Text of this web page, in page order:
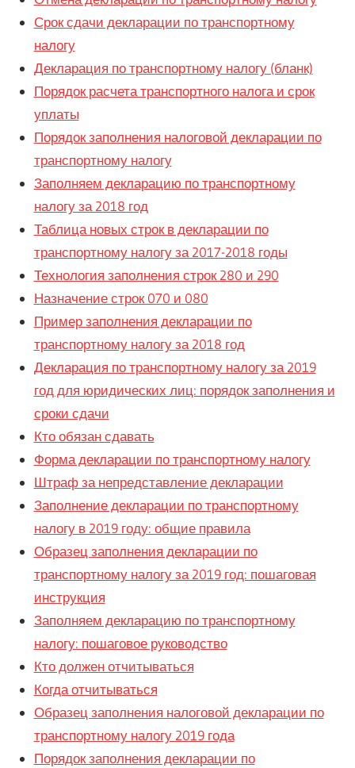
Срок сдачи декларации по транспортному
налогу
Декларация по транспортному налогу (бланк)
Порядок расчета транспортного налога и срок
уплаты
Порядок заполнения налоговой декларации по
транспортному налогу
Заполняем декларацию по транспортному
налогу за 2018 год
Таблица новых строк в декларации по
транспортному налогу за 2017-2018 годы
Технология заполнения строк 280 и 290
Назначение строк 070 и 080
Пример заполнения декларации по
транспортному налогу за 2018 год
Декларация по транспортному налогу за 2019
год для юридических лиц: порядок заполнения и
сроки сдачи
Кто обязан сдавать
Форма декларации по транспортному налогу
Штраф за непредставление декларации
Заполнение декларации по транспортному
налогу в 2019 году: общие правила
Образец заполнения декларации по
транспортному налогу за 2019 год: пошаговая
инструкция
Заполняем декларацию по транспортному
налогу: пошаговое руководство
Кто должен отчитываться
Когда отчитываться
Образец заполнения налоговой декларации по
транспортному налогу 2019 года
Порядок заполнения декларации по